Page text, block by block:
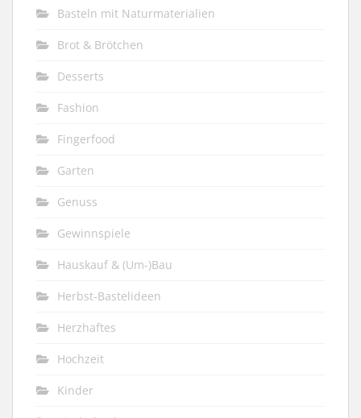
Basteln mit Naturmaterialien
Brot & Brötchen
Desserts
Fashion
Fingerfood
Garten
Genuss
Gewinnspiele
Hauskauf & (Um-)Bau
Herbst-Bastelideen
Herzhaftes
Hochzeit
Kinder